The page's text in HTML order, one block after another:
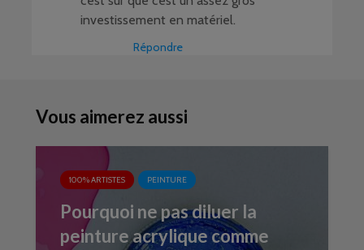
investissement en matériel.
Répondre
Vous aimerez aussi
100% ARTISTES PEINTURE
Pourquoi ne pas diluer la
peinture acrylique comme